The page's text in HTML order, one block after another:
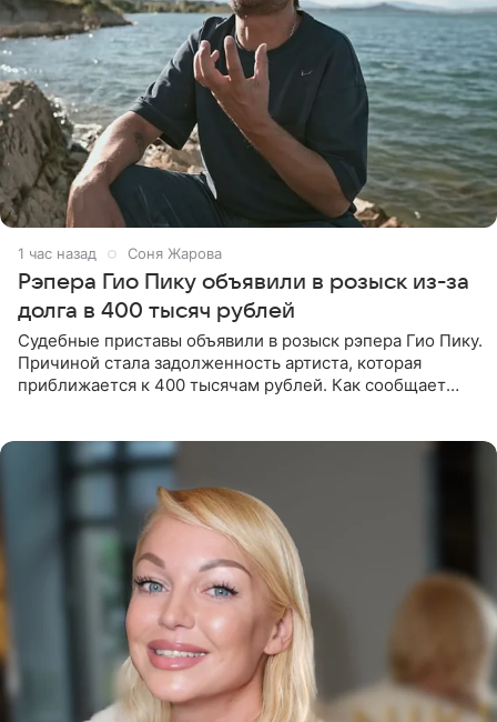
1 час назад Соня Жарова
Рэпера Гио Пику объявили в розыск из-за
долга в 400 тысяч рублей
Судебные приставы объявили в розыск рэпера Гио Пику.
Причиной стала задолженность артиста, которая
приближается к 400 тысячам рублей. Как сообщает